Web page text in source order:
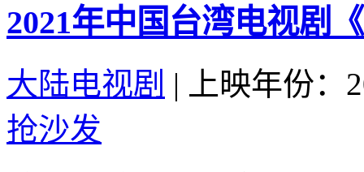
2021年中国台湾电视剧
大陆电视剧 |
上映年份：
抢沙发